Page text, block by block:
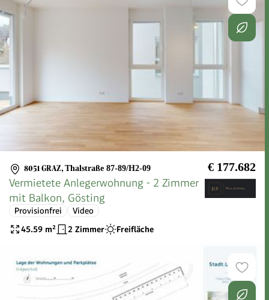
8051 GRAZ, Thalstraße 87-89/H2-09 € 177.682
Vermietete Anlegerwohnung - 2 Zimmer
mit Balkon, Gösting
Provisionfrei
Video
45.59 m² 2 Zimmer Freifläche